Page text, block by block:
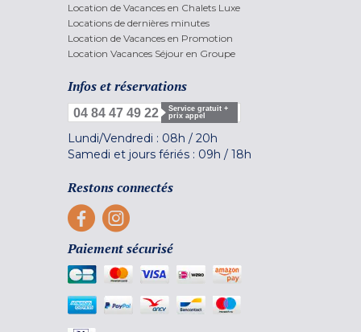
Location de Vacances en Chalets Luxe
Locations de dernières minutes
Location de Vacances en Promotion
Location Vacances Séjour en Groupe
Infos et réservations
04 84 47 49 22
Service gratuit +
prix appel
Lundi/Vendredi : 08h / 20h
Samedi et jours fériés : 09h / 18h
Restons connectés
Paiement sécurisé